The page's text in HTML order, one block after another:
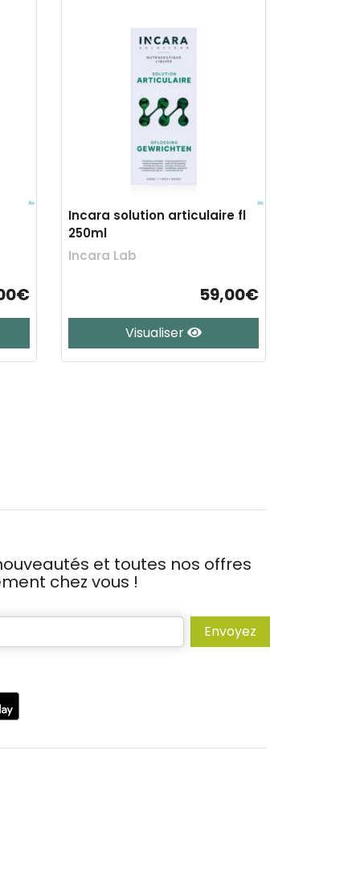
Incara solution articulaire fl
250ml
Incara Lab
59,00€
Visualiser
et toutes nos offres
chez vous !
Envoyez